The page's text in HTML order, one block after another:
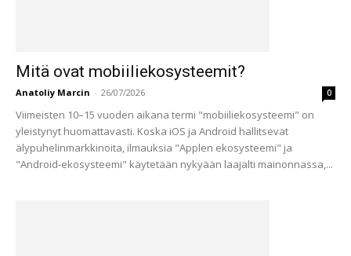
Mitä ovat mobiiliekosysteemit?
Anatoliy Marcin - 26/07/2026 0
Viimeisten 10–15 vuoden aikana termi "mobiiliekosysteemi" on
yleistynyt huomattavasti. Koska iOS ja Android hallitsevat
älypuhelinmarkkinoita, ilmauksia "Applen ekosysteemi" ja
"Android-ekosysteemi" käytetään nykyään laajalti mainonnassa,...